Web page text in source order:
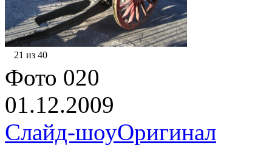
21 из 40
Фото 020
01.12.2009
Слайд-шоуОригинал